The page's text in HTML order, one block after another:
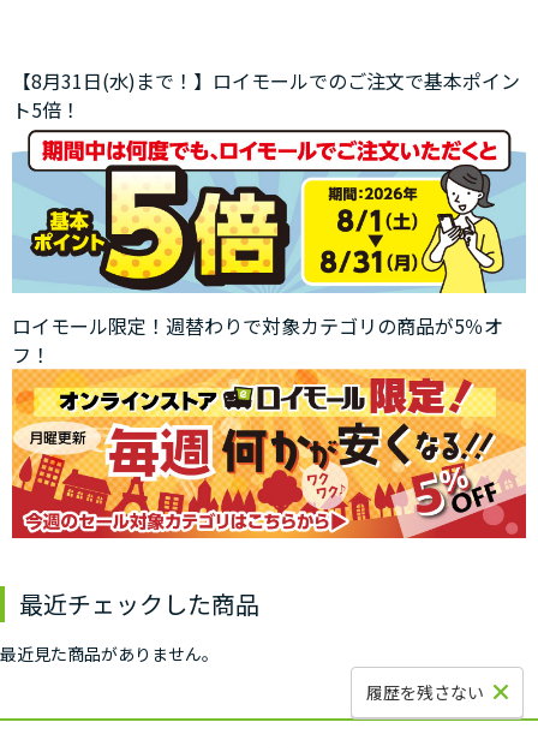
【8月31日(水)まで！】ロイモールでのご注文で基本ポイン
ト5倍！
ロイモール限定！週替わりで対象カテゴリの商品が5％オ
フ！
最近チェックした商品
最近見た商品がありません。
履歴を残さない